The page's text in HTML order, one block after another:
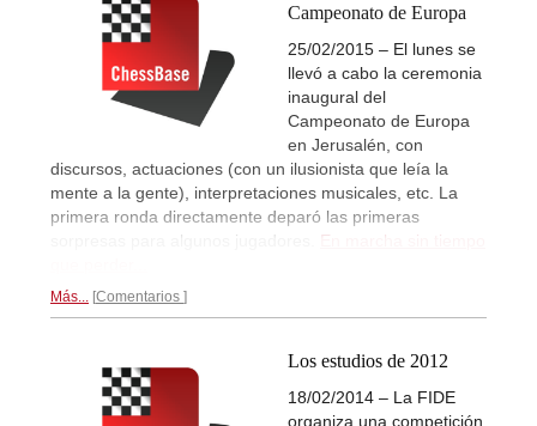
Campeonato de Europa
25/02/2015 – El lunes se
llevó a cabo la ceremonia
inaugural del
Campeonato de Europa
en Jerusalén, con
discursos, actuaciones (con un ilusionista que leía la
mente a la gente), interpretaciones musicales, etc. La
primera ronda directamente deparó las primeras
sorpresas para algunos jugadores. En marcha sin tiempo
Más... Comentarios
Los estudios de 2012
18/02/2014 – La FIDE
organiza una competición